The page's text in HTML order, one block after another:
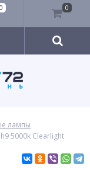
лампы
5000k Clearlight
0 0